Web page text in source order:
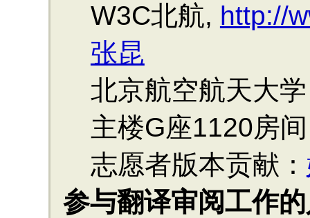
W3C北航, http://
张昆
北京航空航天大
主楼G座1120房间
志愿者版本贡献：
参与翻译审阅工作